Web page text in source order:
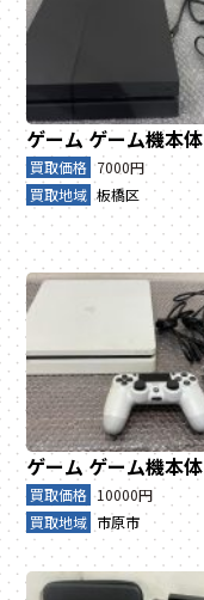
ゲーム ゲーム機本体
買取価格 7000円
買取地域 板橋区
ゲーム ゲーム機本体
買取価格 10000円
買取地域 市原市